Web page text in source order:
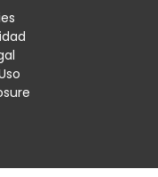
certificaciones